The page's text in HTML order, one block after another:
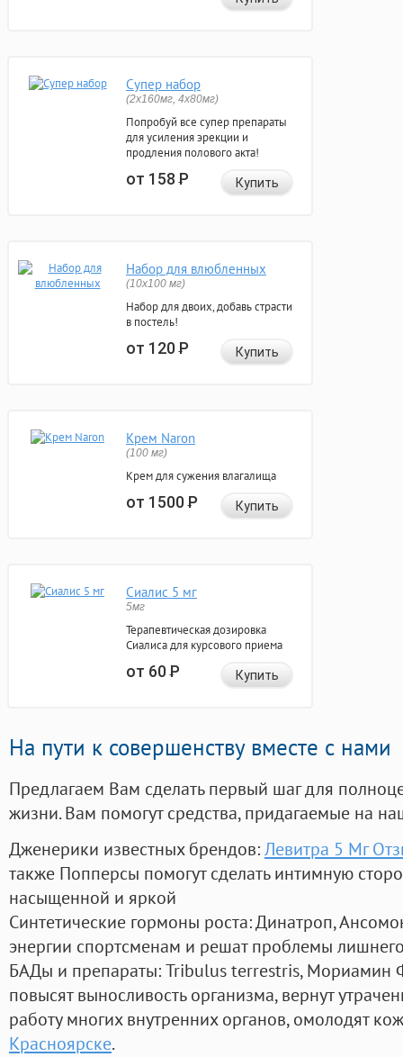
Супер набор
(2х160мг, 4х80мг)
Попробуй все супер препараты
для усиления эрекции и
продления полового акта!
от 158Р Купить
Набор для влюбленных
(10х100 мг)
Набор для двоих, добавь страсти
в постель!
от 120Р Купить
Крем Naron
(100 мг)
Крем для сужения влагалища
от 1500Р Купить
Сиалис 5 мг
5мг
Терапевтическая дозировка
Сиалиса для курсового приема
от 60Р Купить
На пути к совершенству вместе с нами
Предлагаем Вам сделать первый шаг для
жизни. Вам помогут средства, придагаемые на
Дженерики известных брендов:Левитра 5 Мг
также Попперсы помогут сделать интимную
насыщенной и яркой
Синтетические гормоны роста: Динатроп,
энергии спортсменам и решат проблемы
БАДы и препараты:Tribulus terrestris, Мориамин
повысят выносливость организма, вернут
работу многих внутренних органов, омолодят
Красноярске.